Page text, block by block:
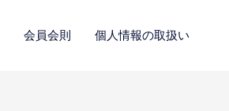
会員会則 個人情報の取扱い